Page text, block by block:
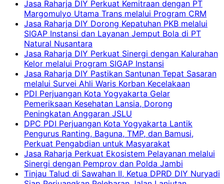
Jasa Raharja DIY Perkuat Kemitraan dengan PT
Margomulyo Utama Trans melalui Program CRM
Jasa Raharja DIY Dorong Kepatuhan PKB melalui
SIGAP Instansi dan Layanan Jemput Bola di PT
Natural Nusantara
Jasa Raharja DIY Perkuat Sinergi dengan Kalurahan
Kelor melalui Program SIGAP Instansi
Jasa Raharja DIY Pastikan Santunan Tepat Sasaran
melalui Survei Ahli Waris Korban Kecelakaan
PDI Perjuangan Kota Yogyakarta Gelar
Pemeriksaan Kesehatan Lansia, Dorong
Peningkatan Anggaran JSLU
DPC PDI Perjuangan Kota Yogyakarta Lantik
Pengurus Ranting, Baguna, TMP, dan Bamusi,
Perkuat Pengabdian untuk Masyarakat
Jasa Raharja Perkuat Ekosistem Pelayanan melalui
Sinergi dengan Pemprov dan Polda Jambi
Tinjau Talud di Sawahan II, Ketua DPRD DIY Nuryadi